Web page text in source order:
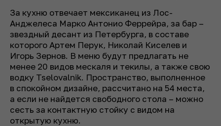
За кухню отвечает мексиканец из Лос-
Анджелеса Марко Антонио Феррейра, за бар –
звездный десант из Петербурга, в составе
которого Артем Перук, Николай Киселев и
Игорь Зернов. В меню будут предлагать не
менее 20 видов мескаля и текилы, а также свою
водку Tselovalnik. Пространство, выполненное
в спокойном дизайне, рассчитано на 54 места,
а если не найдется свободного стола – можно
сесть за контактную стойку с видом на
открытую кухню.